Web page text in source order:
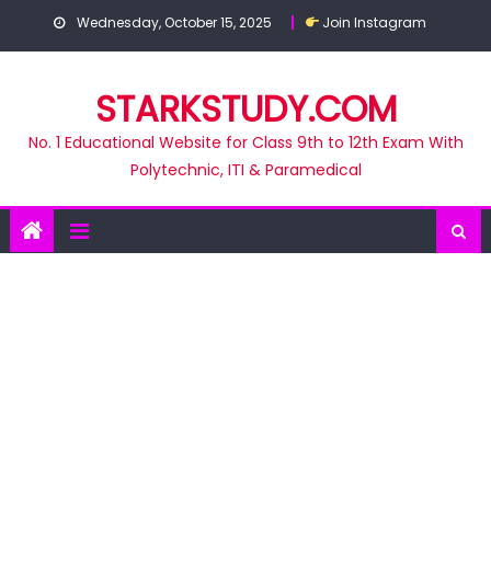
Wednesday, October 15, 2025 Join Instagram
STARKSTUDY.COM
No. 1 Educational Website for Class 9th to 12th Exam With
Polytechnic, ITI & Paramedical